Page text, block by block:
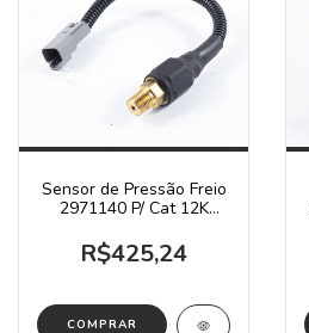
Sensor de Pressão Freio
2971140 P/ Cat 12K
R$425,24